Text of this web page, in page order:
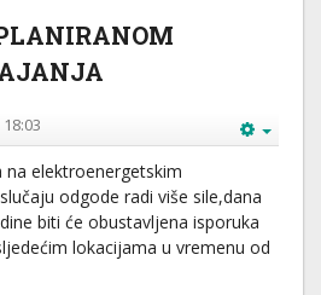
na elektroenergetskim
odgode radi više sile,dana
biti će obustavljena isporuka
lokacijama u vremenu od